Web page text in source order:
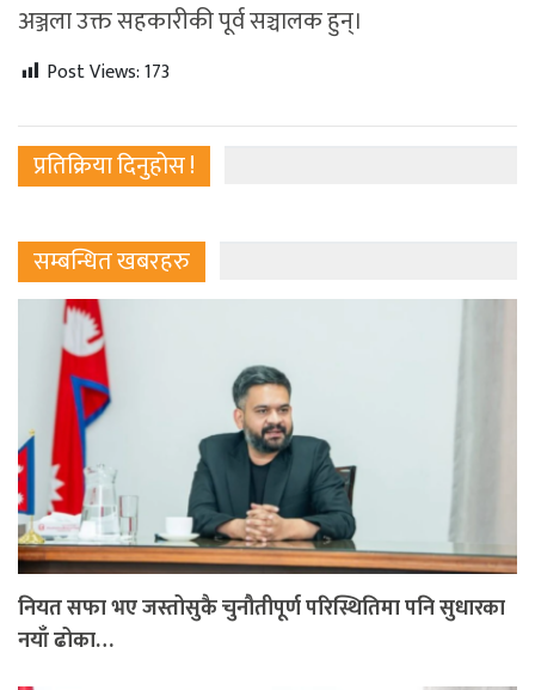
अञ्जला उक्त सहकारीकी पूर्व सञ्चालक हुन्।
Post Views:173
प्रतिक्रिया दिनुहोस !
सम्बन्धित खबरहरु
नियत सफा भए जस्तोसुकै चुनौतीपूर्ण परिस्थितिमा पनि सुधारका
नयाँ ढोका…